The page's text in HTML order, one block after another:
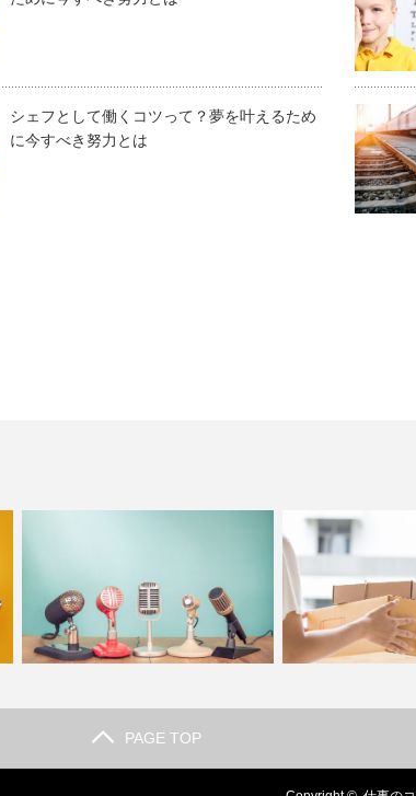
シェフとして働くコツって？夢を叶えるため
に今すべき努力とは
バスや電車の運転手のアナウンスって
郵便配達の仕事っ
在時などの苦
PAGE TOP